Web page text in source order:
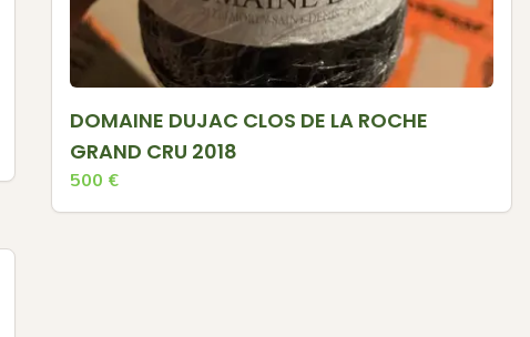
DOMAINE DUJAC CLOS DE LA ROCHE
GRAND CRU 2018
500 €